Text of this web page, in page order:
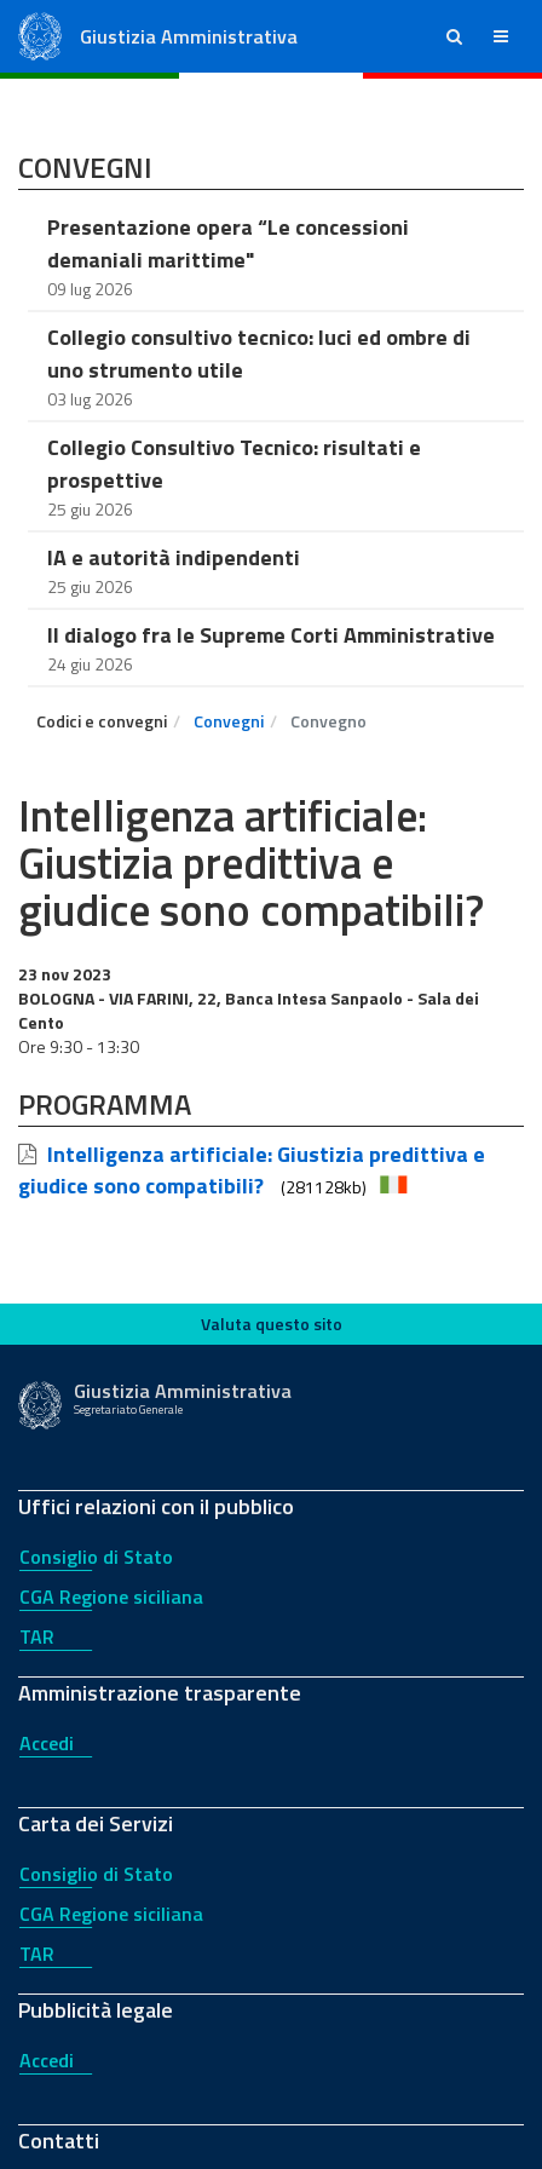
Giustizia Amministrativa ricerca menu
CONVEGNI
Presentazione opera “Le concessioni
demaniali marittime"
09 lug 2026
Collegio consultivo tecnico: luci ed ombre di
uno strumento utile
03 lug 2026
Collegio Consultivo Tecnico: risultati e
prospettive
25 giu 2026
IA e autorità indipendenti
25 giu 2026
Il dialogo fra le Supreme Corti Amministrative
24 giu 2026
Codici e convegni Convegni Convegno
Intelligenza artificiale:
Giustizia predittiva e
giudice sono compatibili?
23 nov 2023
BOLOGNA - VIA FARINI, 22, Banca Intesa Sanpaolo - Sala dei
Cento
Ore 9:30 - 13:30
PROGRAMMA
Intelligenza artificiale: Giustizia predittiva e
giudice sono compatibili?
(281128kb)
Valuta questo sito
Valuta questo sito
Giustizia Amministrativa
Segretariato Generale
Uffici relazioni con il pubblico
Consiglio di Stato
CGA Regione siciliana
TAR
Amministrazione trasparente
Accedi
Carta dei Servizi
Consiglio di Stato
CGA Regione siciliana
TAR
Pubblicità legale
Accedi
Contatti